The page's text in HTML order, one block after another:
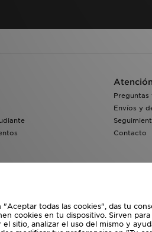
Preguntas
Envíos y
Contacto
corporativa enwww.jdplc.com
"Aceptar todas las cookies", das tu
cookies en tu dispositivo. Sirven
el sitio, analizar el uso del mismo y